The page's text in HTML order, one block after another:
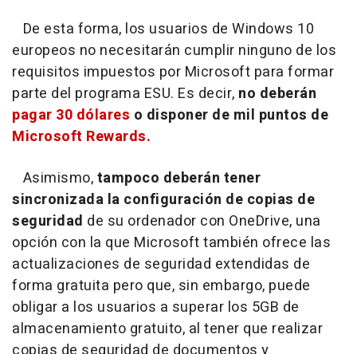
De esta forma, los usuarios de Windows 10
europeos no necesitarán cumplir ninguno de los
requisitos impuestos por Microsoft para formar
parte del programa ESU. Es decir, no deberán
pagar 30 dólares o disponer de mil puntos de
Microsoft Rewards.
Asimismo,tampoco deberán tener
sincronizada la configuración de copias de
seguridad de su ordenador con OneDrive, una
opción con la que Microsoft también ofrece las
actualizaciones de seguridad extendidas de
forma gratuita pero que, sin embargo, puede
obligar a los usuarios a superar los 5GB de
almacenamiento gratuito, al tener que realizar